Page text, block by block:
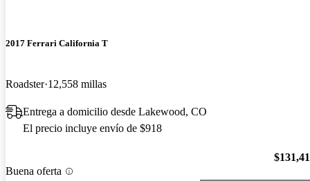
2017 Ferrari California T
Roadster 12,558 millas
Entrega a domicilio desde Lakewood, CO
El precio incluye envío de $918
Buena oferta